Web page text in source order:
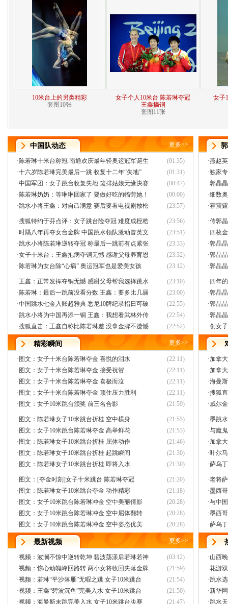
10米台上的另类精彩
套图10张
女子个人10米台 陈若琳夺冠
王鑫摘铜
套图11张
女子
中国队动态 更多>>
(01:35)
·陈若琳十米台称冠 南通欢庆最年轻奥运冠军诞生
(01:31)
·十六岁陈若琳完美最后一跳 收复十二年“失地”
(00:47)
·中国军团：女子跳台收复失地 篮排姑娘无缘决赛
(00:00)
·陈若琳奶奶：等琳琳回家了 要做好吃的犒劳她！
(23:57)
·跳水小将王鑫：对自己满意 赛后要看电视剧放松
(23:56)
·搜狐特约于芬点评：女子跳台险夺冠 难度成桎梏
(23:51)
·时隔八年再夺女台金牌 中国跳水领队激动冒英文
(23:33)
·跳水小将陈若琳逆转夺冠 称最后一跳前有点紧张
(23:32)
·女子十米台：王鑫抱病夺铜无憾 感谢父母养育恩
(23:12)
·陈若琳为女台除“心病” 奥运冠军也是爱美女孩
(23:10)
·王鑫：正常发挥夺铜无憾 感谢父母帮我选择跳水
(23:00)
·陈若琳：最后一跳前没看分数 王鑫：要多比几届
(22:55)
·中国跳水七金入账超雅典 悉尼10牌纪录指日可破
(22:54)
·跳水小将为中国再添一铜 王鑫：我想看武林外传
(22:52)
·搜狐直击：王鑫自称比陈若琳差 没拿金牌不遗憾
精彩瞬间 更多>>
(22:11)
· 图文：女子十米台陈若琳夺金 喜悦的泪水
(22:11)
· 图文：女子十米台陈若琳夺金 接受祝贺
(22:11)
· 图文：女子十米台陈若琳夺金 喜极而泣
(22:11)
· 图文：女子十米台陈若琳夺金 顶住压力胜利
(21:59)
· 图文：女子10米跳台颁奖 前三名合影
(21:55)
· 图文：陈若琳女子10米跳台折桂 空中横身
(21:53)
· 图文：女子10米跳台陈若琳夺金 高举鲜花
(21:46)
· 图文：陈若琳女子10米跳台折桂 屈体动作
(21:30)
· 图文：陈若琳女子10米跳台折桂 起跳瞬间
(21:30)
· 图文：陈若琳女子10米跳台折桂 即将入水
(21:20)
· 图文：[夺金时刻]女子十米跳台 陈若琳夺冠
(21:18)
· 图文：陈若琳女子10米跳台夺金 动作精彩
(20:28)
· 图文：女子10米跳台陈若琳冲金 空中美丽倩影
(20:28)
· 图文：女子10米跳台陈若琳冲金 空中屈体翻转
(20:28)
· 图文：女子10米跳台陈若琳冲金 空中姿态优美
最新视频 更多>>
(03:12)
·视频：波澜不惊中逆转乾坤 碧波荡漾后若琳若神
(21:59)
·视频：惊心动魄峰回路转 两小女将收回失落金牌
(21:54)
·视频：若琳“平沙落雁”无暇之跳 女子10米跳台
(21:50)
·视频：王鑫“碧波沉鱼”完美入水 女子10米跳台
(21:47)
·视频：海曼斯末跳完美入水 女子10米跳台决赛
·燕赵
·独家
·郭晶
·细数
·霍震
·传郭
· 四枚
·郭晶
·郭晶
·郭晶
· 四年
·郭晶
·郭晶
·郭晶
·创女
·加拿
·加拿
·海曼
·搜狐
·威尔
·墨跳
·与魔
·加拿
·叶尔
·萨乌
·老将
·墨西
·与中
·墨西
·萨乌
·山西
·花游
·跳水
·新华
·跳水